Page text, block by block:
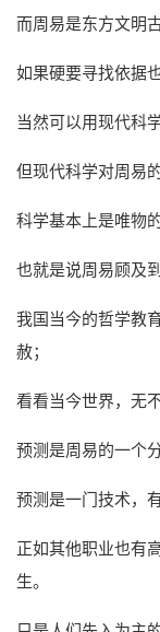
而周易是东方文明
如果硬要寻找依据
当然可以用现代科
但现代科学对周易
科学基本上是唯物
也就是说周易顾及
我国当今的哲学教
赦；
看看当今世界，无
预测是周易的一个
预测是一门技术，
正如其他职业也有
生。